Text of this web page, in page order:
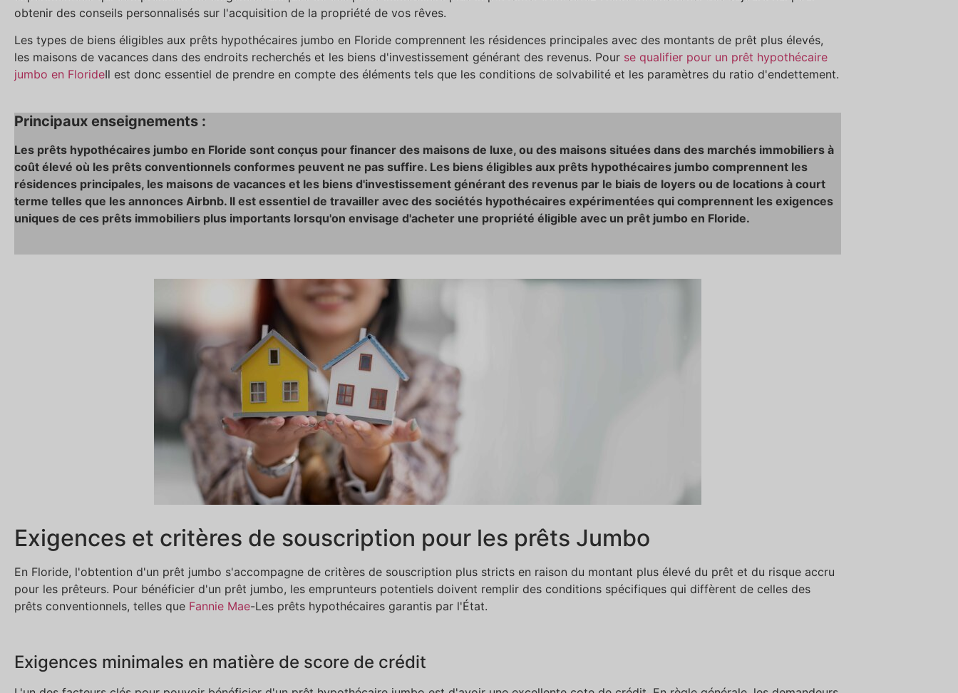
obtenir des conseils personnalisés sur l'acquisition de la propriété de vos rêves.
Les types de biens éligibles aux prêts hypothécaires jumbo en Floride comprennent les résidences principales avec des montants de prêt plus élevés,
les maisons de vacances dans des endroits recherchés et les biens d'investissement générant des revenus. Pour se qualifier pour un prêt hypothécaire
jumbo en FlorideIl est donc essentiel de prendre en compte des éléments tels que les conditions de solvabilité et les paramètres du ratio d'endettement.
Principaux enseignements :
Les prêts hypothécaires jumbo en Floride sont conçus pour financer des maisons de luxe, ou des maisons situées dans des marchés immobiliers à
coût élevé où les prêts conventionnels conformes peuvent ne pas suffire. Les biens éligibles aux prêts hypothécaires jumbo comprennent les
résidences principales, les maisons de vacances et les biens d'investissement générant des revenus par le biais de loyers ou de locations à court
terme telles que les annonces Airbnb. Il est essentiel de travailler avec des sociétés hypothécaires expérimentées qui comprennent les exigences
uniques de ces prêts immobiliers plus importants lorsqu'on envisage d'acheter une propriété éligible avec un prêt jumbo en Floride.
Exigences et critères de souscription pour les prêts Jumbo
En Floride, l'obtention d'un prêt jumbo s'accompagne de critères de souscription plus stricts en raison du montant plus élevé du prêt et du risque accru
pour les prêteurs. Pour bénéficier d'un prêt jumbo, les emprunteurs potentiels doivent remplir des conditions spécifiques qui diffèrent de celles des
prêts conventionnels, telles que Fannie Mae-Les prêts hypothécaires garantis par l'État.
Exigences minimales en matière de score de crédit